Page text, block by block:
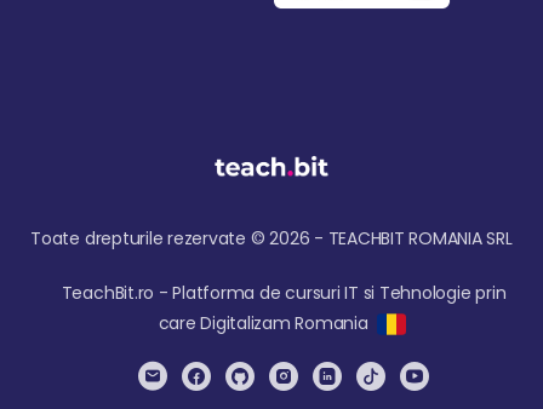
Toate drepturile rezervate © 2026 - TEACHBIT ROMANIA SRL
TeachBit.ro - Platforma de cursuri IT si Tehnologie prin
care Digitalizam Romania